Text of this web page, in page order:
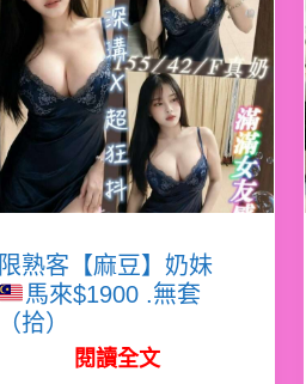
限熟客【麻豆】奶妹
馬來$1900 .無套
（拾）
閱讀全文